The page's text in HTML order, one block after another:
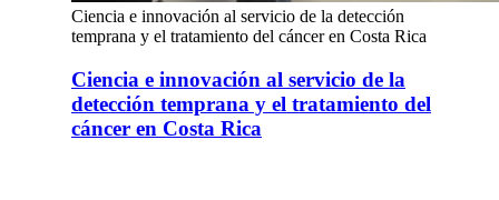
Ciencia e innovación al servicio de la detección
temprana y el tratamiento del cáncer en Costa Rica
Ciencia e innovación al servicio de la
detección temprana y el tratamiento del
cáncer en Costa Rica